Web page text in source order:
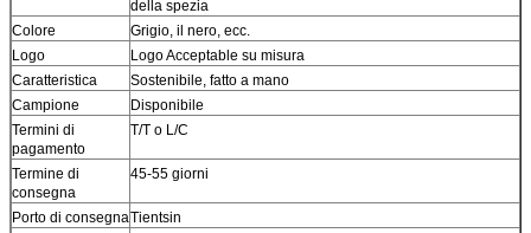
della spezia
Colore
Grigio, il nero, ecc.
Logo
Logo Acceptable su misura
Caratteristica
Sostenibile, fatto a mano
Campione
Disponibile
Termini di
pagamento
T/T o L/C
Termine di
consegna
45-55 giorni
Porto di consegnaTientsin